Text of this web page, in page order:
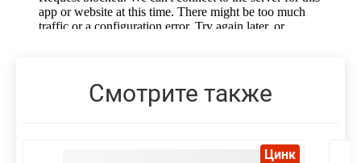
Смотрите также
Цинк